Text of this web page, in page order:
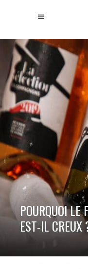
POURQUOI LE
EST-IL CREUX